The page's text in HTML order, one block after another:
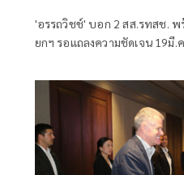
'อรรถวิชช์' บอก 2 สส.รทสช. พร้อ
ยกฯ รอแถลงความชัดเจน 19มี.ค. เวลา 08.30 น.ปมร่วมรัฐบาล